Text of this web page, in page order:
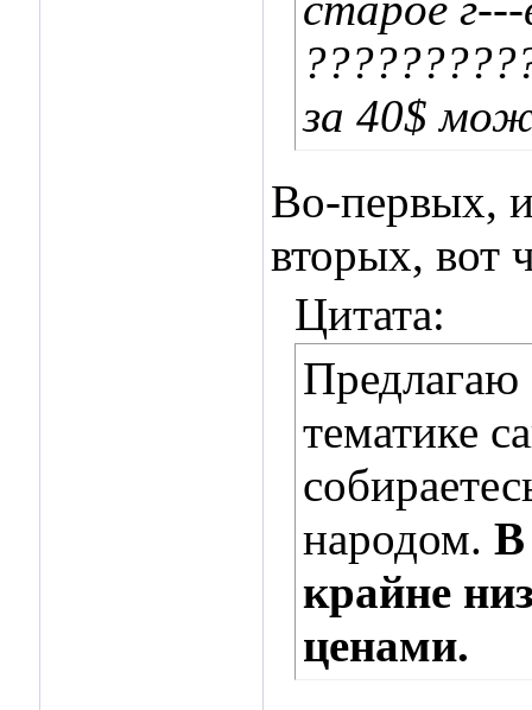
за 40$
Во-первых,
вторых, вот
Цитата:
Предлагаю
тематике
народом. В
крайне
ценами.